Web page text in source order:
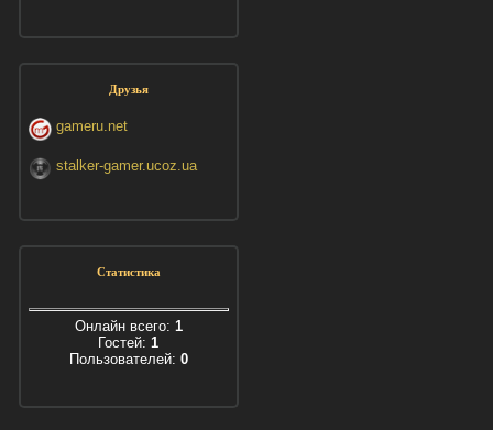
Друзья
gameru.net
stalker-gamer.ucoz.ua
Статистика
Онлайн всего: 1
Гостей: 1
Пользователей: 0